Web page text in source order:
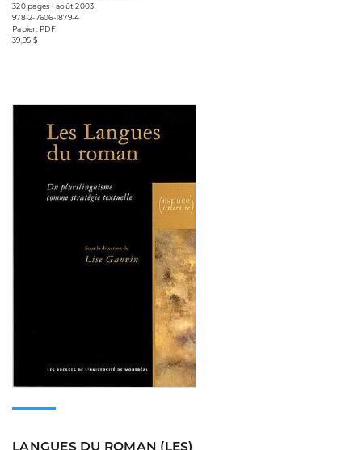
320 pages • août 2003
978-2-7606-1879-4
Papier, PDF
39,95 $
LANGUES DU ROMAN (LES)